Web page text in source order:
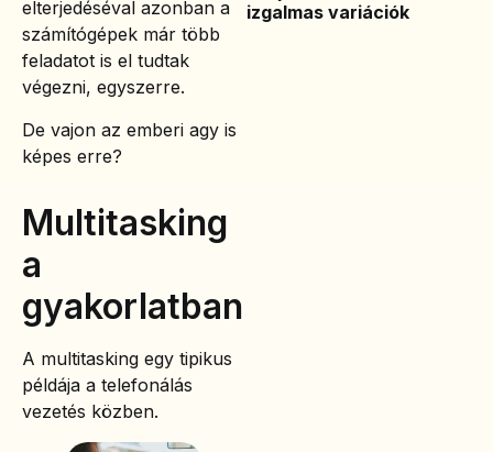
elterjedéséval azonban a
számítógépek már több
feladatot is el tudtak
végezni, egyszerre.
De vajon az emberi agy is
képes erre?
Multitasking
a
gyakorlatban
A multitasking egy tipikus
példája a telefonálás
vezetés közben.
izgalmas variációk